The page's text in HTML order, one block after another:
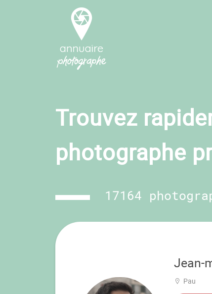
Trouvez
photographe
17164
Jean-
Pau